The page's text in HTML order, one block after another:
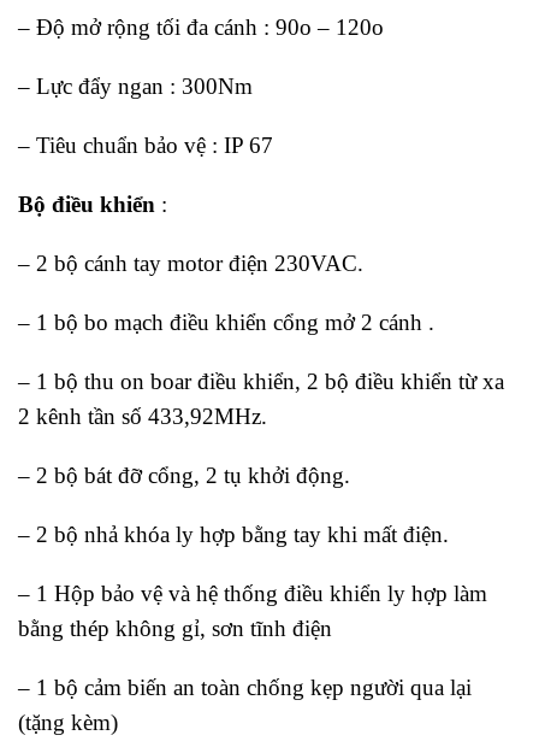
– Độ mở rộng tối đa cánh : 90o – 120o
– Lực đẩy ngan : 300Nm
– Tiêu chuẩn bảo vệ : IP 67
Bộ điều khiển :
– 2 bộ cánh tay motor điện 230VAC.
– 1 bộ bo mạch điều khiển cổng mở 2 cánh .
– 1 bộ thu on boar điều khiển, 2 bộ điều khiển từ xa
2 kênh tần số 433,92MHz.
– 2 bộ bát đỡ cổng, 2 tụ khởi động.
– 2 bộ nhả khóa ly hợp bằng tay khi mất điện.
– 1 Hộp bảo vệ và hệ thống điều khiển ly hợp làm
bằng thép không gỉ, sơn tĩnh điện
– 1 bộ cảm biến an toàn chống kẹp người qua lại
(tặng kèm)